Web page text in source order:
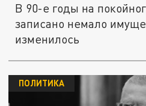
В 90-е годы на
записано немало
изменилось
ПОЛИТИКА